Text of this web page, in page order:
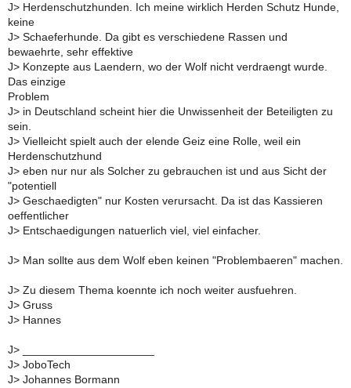
J> Herdenschutzhunden. Ich meine wirklich Herden Schutz Hunde,
keine
J> Schaeferhunde. Da gibt es verschiedene Rassen und
bewaehrte, sehr effektive
J> Konzepte aus Laendern, wo der Wolf nicht verdraengt wurde.
Das einzige
Problem
J> in Deutschland scheint hier die Unwissenheit der Beteiligten zu
sein.
J> Vielleicht spielt auch der elende Geiz eine Rolle, weil ein
Herdenschutzhund
J> eben nur nur als Solcher zu gebrauchen ist und aus Sicht der
"potentiell
J> Geschaedigten" nur Kosten verursacht. Da ist das Kassieren
oeffentlicher
J> Entschaedigungen natuerlich viel, viel einfacher.
J> Man sollte aus dem Wolf eben keinen "Problembaeren" machen.
J> Zu diesem Thema koennte ich noch weiter ausfuehren.
J> Gruss
J> Hannes
J> _____________________
J> JoboTech
J> Johannes Bormann